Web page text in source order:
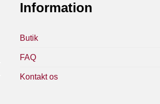
Information
Butik
FAQ
Kontakt os